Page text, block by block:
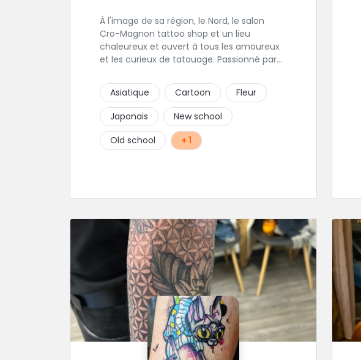
À l'image de sa région, le Nord, le salon
Cro-Magnon tattoo shop et un lieu
chaleureux et ouvert à tous les amoureux
et les curieux de tatouage. Passionné par
artistiques à votre service.
Asiatique Cartoon
Fleur
Japonais
New school
Old school
+ 1